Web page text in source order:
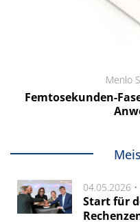
Menlo
Femtosekunden-
04.05.2026 •
Start für